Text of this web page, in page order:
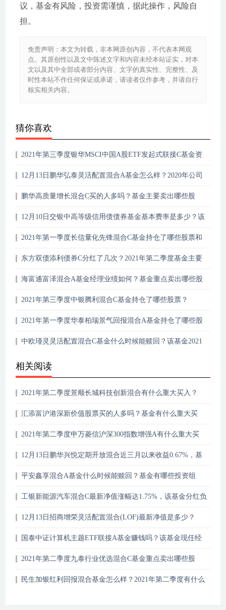
议，基金有风险，投资需谨慎，据此操作，风险自
担。
免责声明：本文为转载，非本网原创内容，不代表本网观
点。其原创性以及文中陈述文字和内容未经本站证实，对本
文以及其中全部或者部分内容、文字的真实性、完整性、及
时性本站不作任何保证或承诺，请读者仅作参考，并请自行
核实相关内容。
猜你喜欢
2021年第三季度银华MSCI中国A股ETF发起式联接C基金资
12月13日鹏华弘泰灵活配置混合A基金怎么样？2020年公司
鹏华高质量增长混合C买的人多吗？基金主要卖出哪些股
12月10日交银中高等级信用债债券基金基本费率是多少？该
2021年第一季度长信量化先锋混合C基金持仓了哪些股票和
东方双债添利债券C分红了几次？2021年第二季度基金主要
海富通富泽混合A基金经理业绩如何？基金重点卖出哪些股
2021年第三季度中银腾利混合C基金持仓了哪些股票？
2021年第一季度华泰柏瑞景气回报混合A基金持仓了哪些股
中欧瑾灵灵活配置混合C基金什么时候能赎回？该基金2021
相关阅读
2021年第二季度景顺长城科技创新混合有什么重大买入？
汇添富沪港深新价值股票买的人多吗？基金有什么重大买
2021年第二季度申万菱信沪深300指数增强A有什么重大买
12月13日鹏华兴悦定期开放混合近三月以来收益0.67%，基
平安鑫享混合A基金什么时候能赎回？基金有哪些投资组
工银新能源汽车混合C最新净值涨幅达1.75%，该基金分红负
12月13日招商增荣灵活配置混合(LOF)最新净值是多少？
国泰中证计算机主题ETF联接A基金赚钱吗？该基金现任经
2021年第二季度九泰行业优选混合C基金重点卖出哪些股
民生加银红利回报混合基金怎么样？2021年第二季度有什么